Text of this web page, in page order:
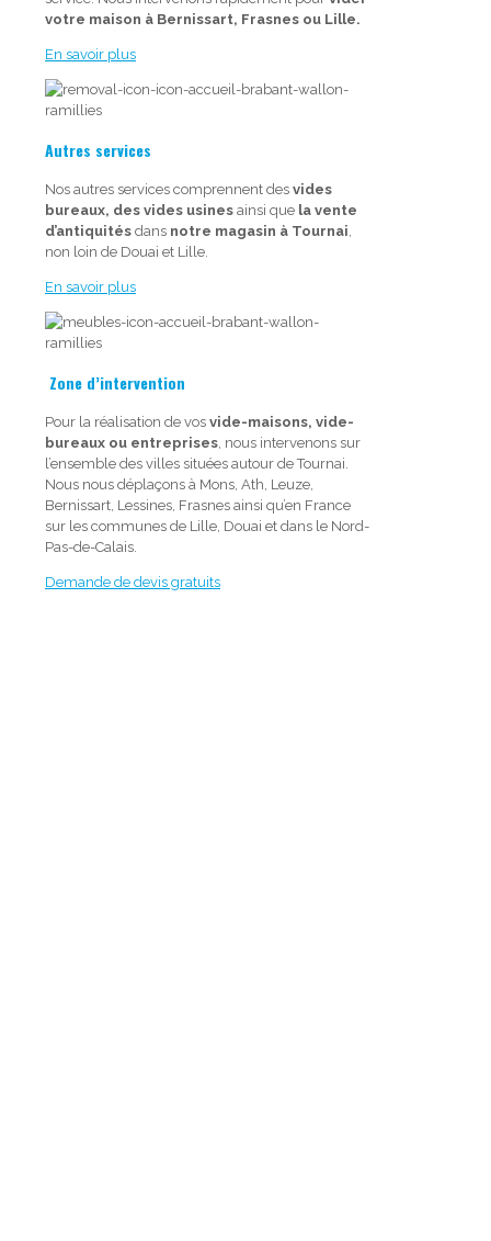
votre maison à Bernissart, Frasnes ou Lille.
En savoir plus
Autres services
Nos autres services comprennent des vides
bureaux, des vides usines ainsi que la vente
d’antiquités dans notre magasin à Tournai
non loin de Douai et Lille.
En savoir plus
Zone d’intervention
Pour la réalisation de vos vide-maisons, vide-
bureaux ou entreprises , nous intervenons sur
l’ensemble des villes situées autour de Tournai.
Nous nous déplaçons à Mons, Ath, Leuze,
Bernissart, Lessines, Frasnes ainsi qu’en France
sur les communes de Lille, Douai et dans le Nord-
Pas-de-Calais.
Demande de devis gratuits